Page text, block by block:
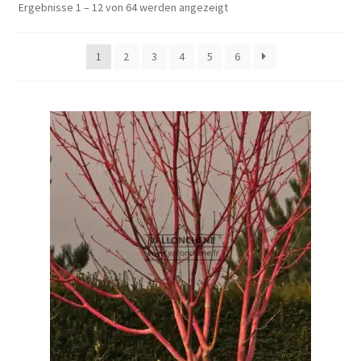
Ergebnisse 1 – 12 von 64 werden angezeigt
1 2 3 4 5 6